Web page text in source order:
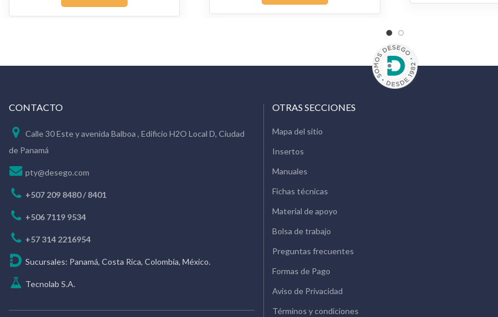
CONTACTO
Calle 30 Este y avenida Balboa , Edificio H2O Local D, Ciudad
de Panamá
pty@desego.com
+507 209 8480 / 8401
+506 7119 9534
+57 314 2216954
Sucursales: Panamá, Costa Rica, Colombia, México.
Tecnolab S.A.
OTRAS SECCIONES
Mapa del sitio
Insertos
Manuales
Fichas técnicas
Material de apoyo
Bolsa de trabajo
Preguntas frecuentes
Formas de Pago
Aviso de Privacidad
Términos y condiciones